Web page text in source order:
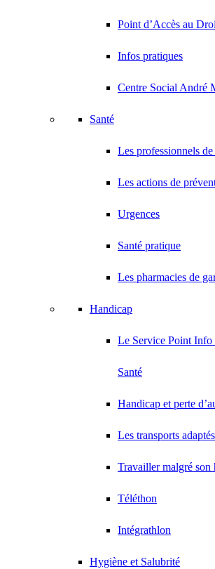
Point d’Accès au
Infos pratiques
Centre Social André
Santé
Les professionnels de
Les actions de
Urgences
Santé pratique
Les pharmacies de
Handicap
Le Service Point Info
Santé
Handicap et perte
Les transports adaptés
Travailler malgré son
Téléthon
Intégrathlon
Hygiène et Salubrité